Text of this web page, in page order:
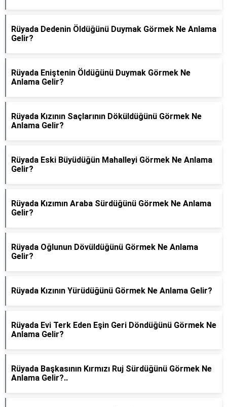
Rüyada Dedenin Öldüğünü Duymak Görmek Ne Anlama
Gelir?
Rüyada Eniştenin Öldüğünü Duymak Görmek Ne
Anlama Gelir?
Rüyada Kızının Saçlarının Döküldüğünü Görmek Ne
Anlama Gelir?
Rüyada Eski Büyüdüğün Mahalleyi Görmek Ne Anlama
Gelir?
Rüyada Kızımın Araba Sürdüğünü Görmek Ne Anlama
Gelir?
Rüyada Oğlunun Dövüldüğünü Görmek Ne Anlama
Gelir?
Rüyada Kızının Yürüdüğünü Görmek Ne Anlama Gelir?
Rüyada Evi Terk Eden Eşin Geri Döndüğünü Görmek Ne
Anlama Gelir?
Rüyada Başkasının Kırmızı Ruj Sürdüğünü Görmek Ne
Anlama Gelir?..